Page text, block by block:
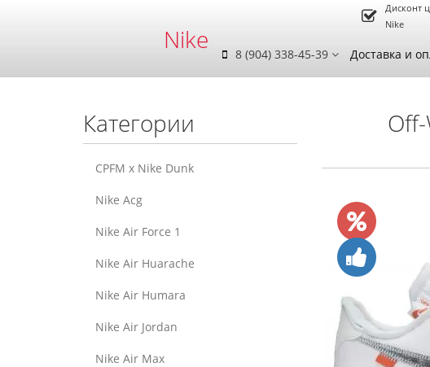
Nike
Дисконт
Nike
8 (904) 338-45-39 Доставка и
Категории
CPFM x Nike Dunk
Nike Acg
Nike Air Force 1
Nike Air Huarache
Nike Air Humara
Nike Air Jordan
Nike Air Max